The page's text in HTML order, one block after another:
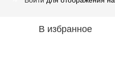
В избранное